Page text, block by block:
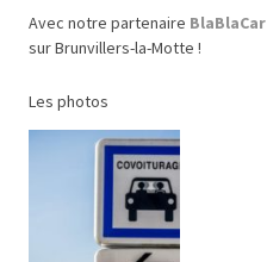
Avec notre partenaire BlaBlaCar
sur Brunvillers-la-Motte !
Les photos